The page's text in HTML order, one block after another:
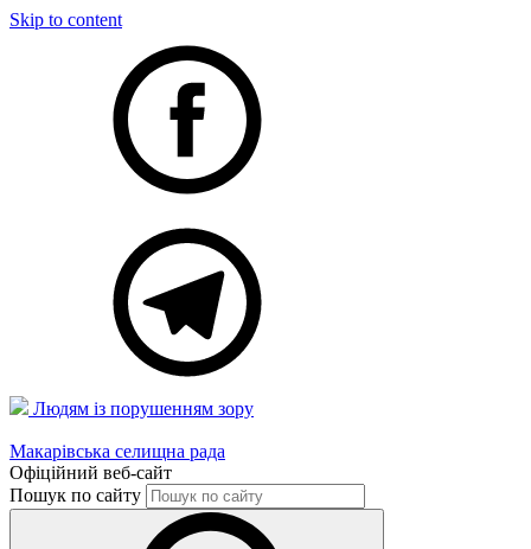
Skip to content
Людям із порушенням зору
Макарівська селищна рада
Офіційний веб-сайт
Пошук по сайту